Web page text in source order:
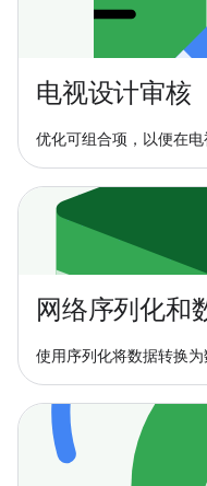
电视设计审核
优化可组合项，以便在电
网络序列化和
使用序列化将数据转换为